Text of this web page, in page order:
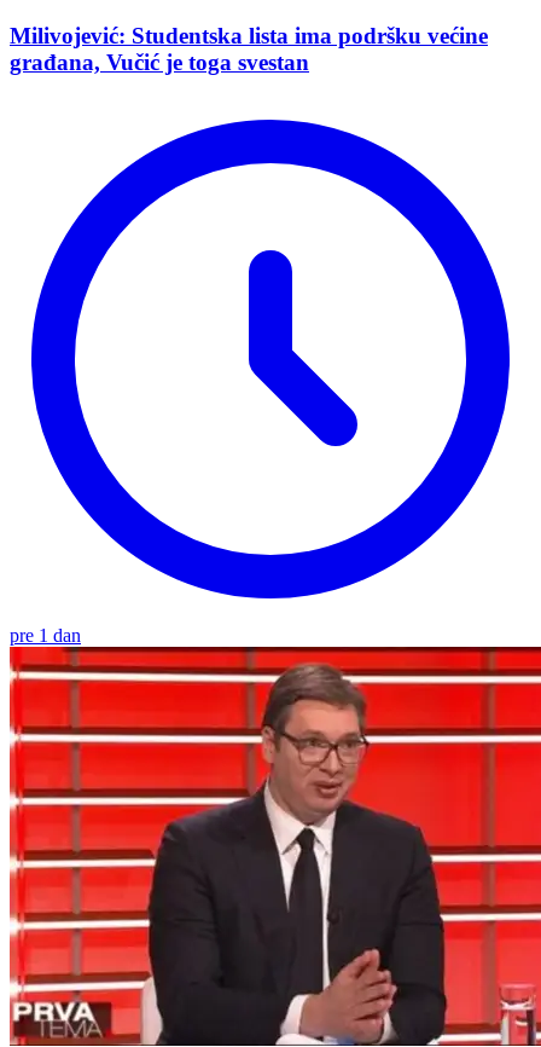
Milivojević: Studentska lista ima podršku većine
građana, Vučić je toga svestan
pre 1 dan